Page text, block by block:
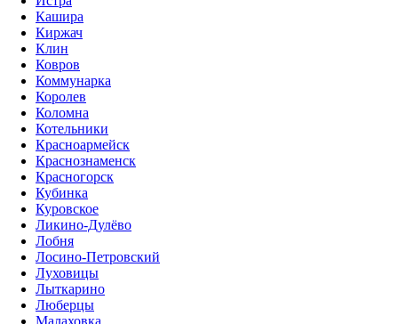
Кашира
Киржач
Клин
Ковров
Коммунарка
Королев
Коломна
Котельники
Красноармейск
Краснознаменск
Красногорск
Кубинка
Куровское
Ликино-Дулёво
Лобня
Лосино-Петровский
Луховицы
Лыткарино
Люберцы
Малаховка